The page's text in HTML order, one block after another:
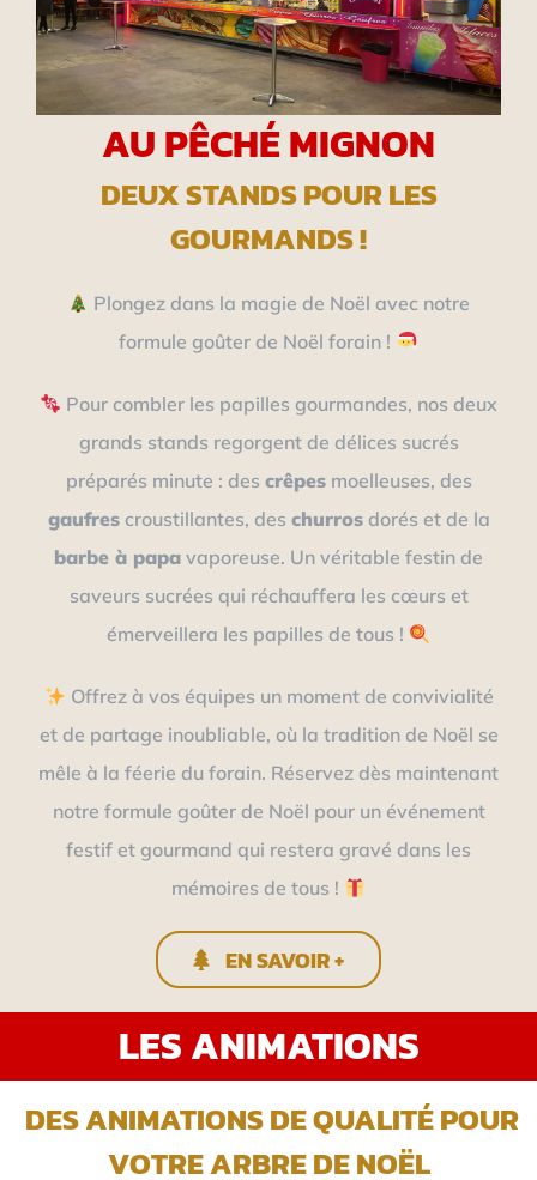
AU PÊCHÉ MIGNON
DEUX STANDS POUR LES
GOURMANDS !
Plongez dans la magie de Noël avec notre
formule goûter de Noël forain !
Pour combler les papilles gourmandes, nos deux
grands stands regorgent de délices sucrés
préparés minute : des crêpesmoelleuses, des
gaufrescroustillantes, des churrosdorés et de la
barbe à papa vaporeuse. Un véritable festin de
saveurs sucrées qui réchauffera les cœurs et
émerveillera les papilles de tous !
Offrez à vos équipes un moment de convivialité
et de partage inoubliable, où la tradition de Noël se
mêle à la féerie du forain. Réservez dès maintenant
notre formule goûter de Noël pour un événement
festif et gourmand qui restera gravé dans les
mémoires de tous !
EN SAVOIR +
LES ANIMATIONS
DES ANIMATIONS DE QUALITÉ POUR
VOTRE ARBRE DE NOËL